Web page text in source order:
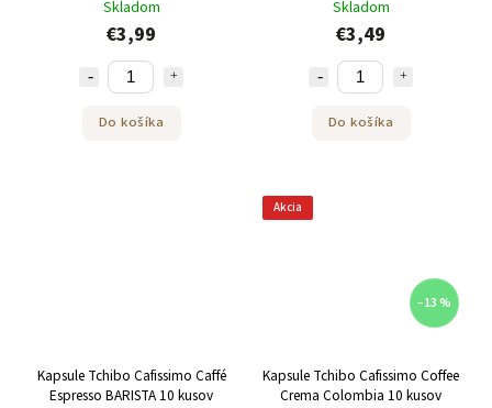
Skladom
€3,99
Do košíka
Skladom
€3,49
Do košíka
Kapsule Tchibo Cafissimo Caffé
Espresso BARISTA 10 kusov
Akcia
–13 %
Kapsule Tchibo Cafissimo Coffee
Crema Colombia 10 kusov